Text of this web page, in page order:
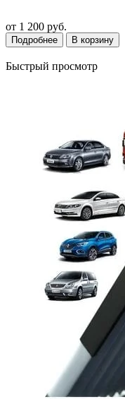
от 1 200 руб.
Подробнее В корзину
Быстрый просмотр